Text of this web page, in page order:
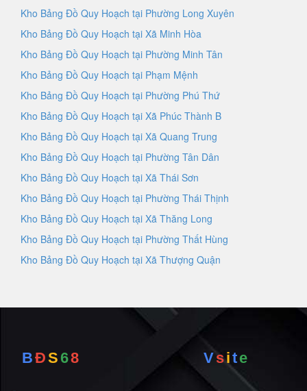
Kho Bảng Đồ Quy Hoạch tại Phường Long Xuyên
Kho Bảng Đồ Quy Hoạch tại Xã Minh Hòa
Kho Bảng Đồ Quy Hoạch tại Phường Minh Tân
Kho Bảng Đồ Quy Hoạch tại Phạm Mệnh
Kho Bảng Đồ Quy Hoạch tại Phường Phú Thứ
Kho Bảng Đồ Quy Hoạch tại Xã Phúc Thành B
Kho Bảng Đồ Quy Hoạch tại Xã Quang Trung
Kho Bảng Đồ Quy Hoạch tại Phường Tân Dân
Kho Bảng Đồ Quy Hoạch tại Xã Thái Sơn
Kho Bảng Đồ Quy Hoạch tại Phường Thái Thịnh
Kho Bảng Đồ Quy Hoạch tại Xã Thăng Long
Kho Bảng Đồ Quy Hoạch tại Phường Thất Hùng
Kho Bảng Đồ Quy Hoạch tại Xã Thượng Quận
BĐS68 Vsite